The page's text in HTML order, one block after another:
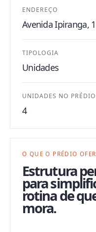
ENDEREÇO
Avenida Ipiranga,
TIPOLOGIA
Unidades
UNIDADES NO PRÉDIO
4
O QUE O PRÉDIO
Estrutura
para
rotina de
mora.